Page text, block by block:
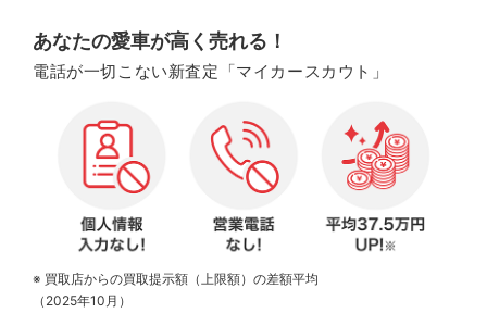
あなたの愛車が高く売れる！
電話が一切こない新査定「マイカースカウト」
※ 買取店からの買取提示額（上限額）の差額平均
（2025年10月）